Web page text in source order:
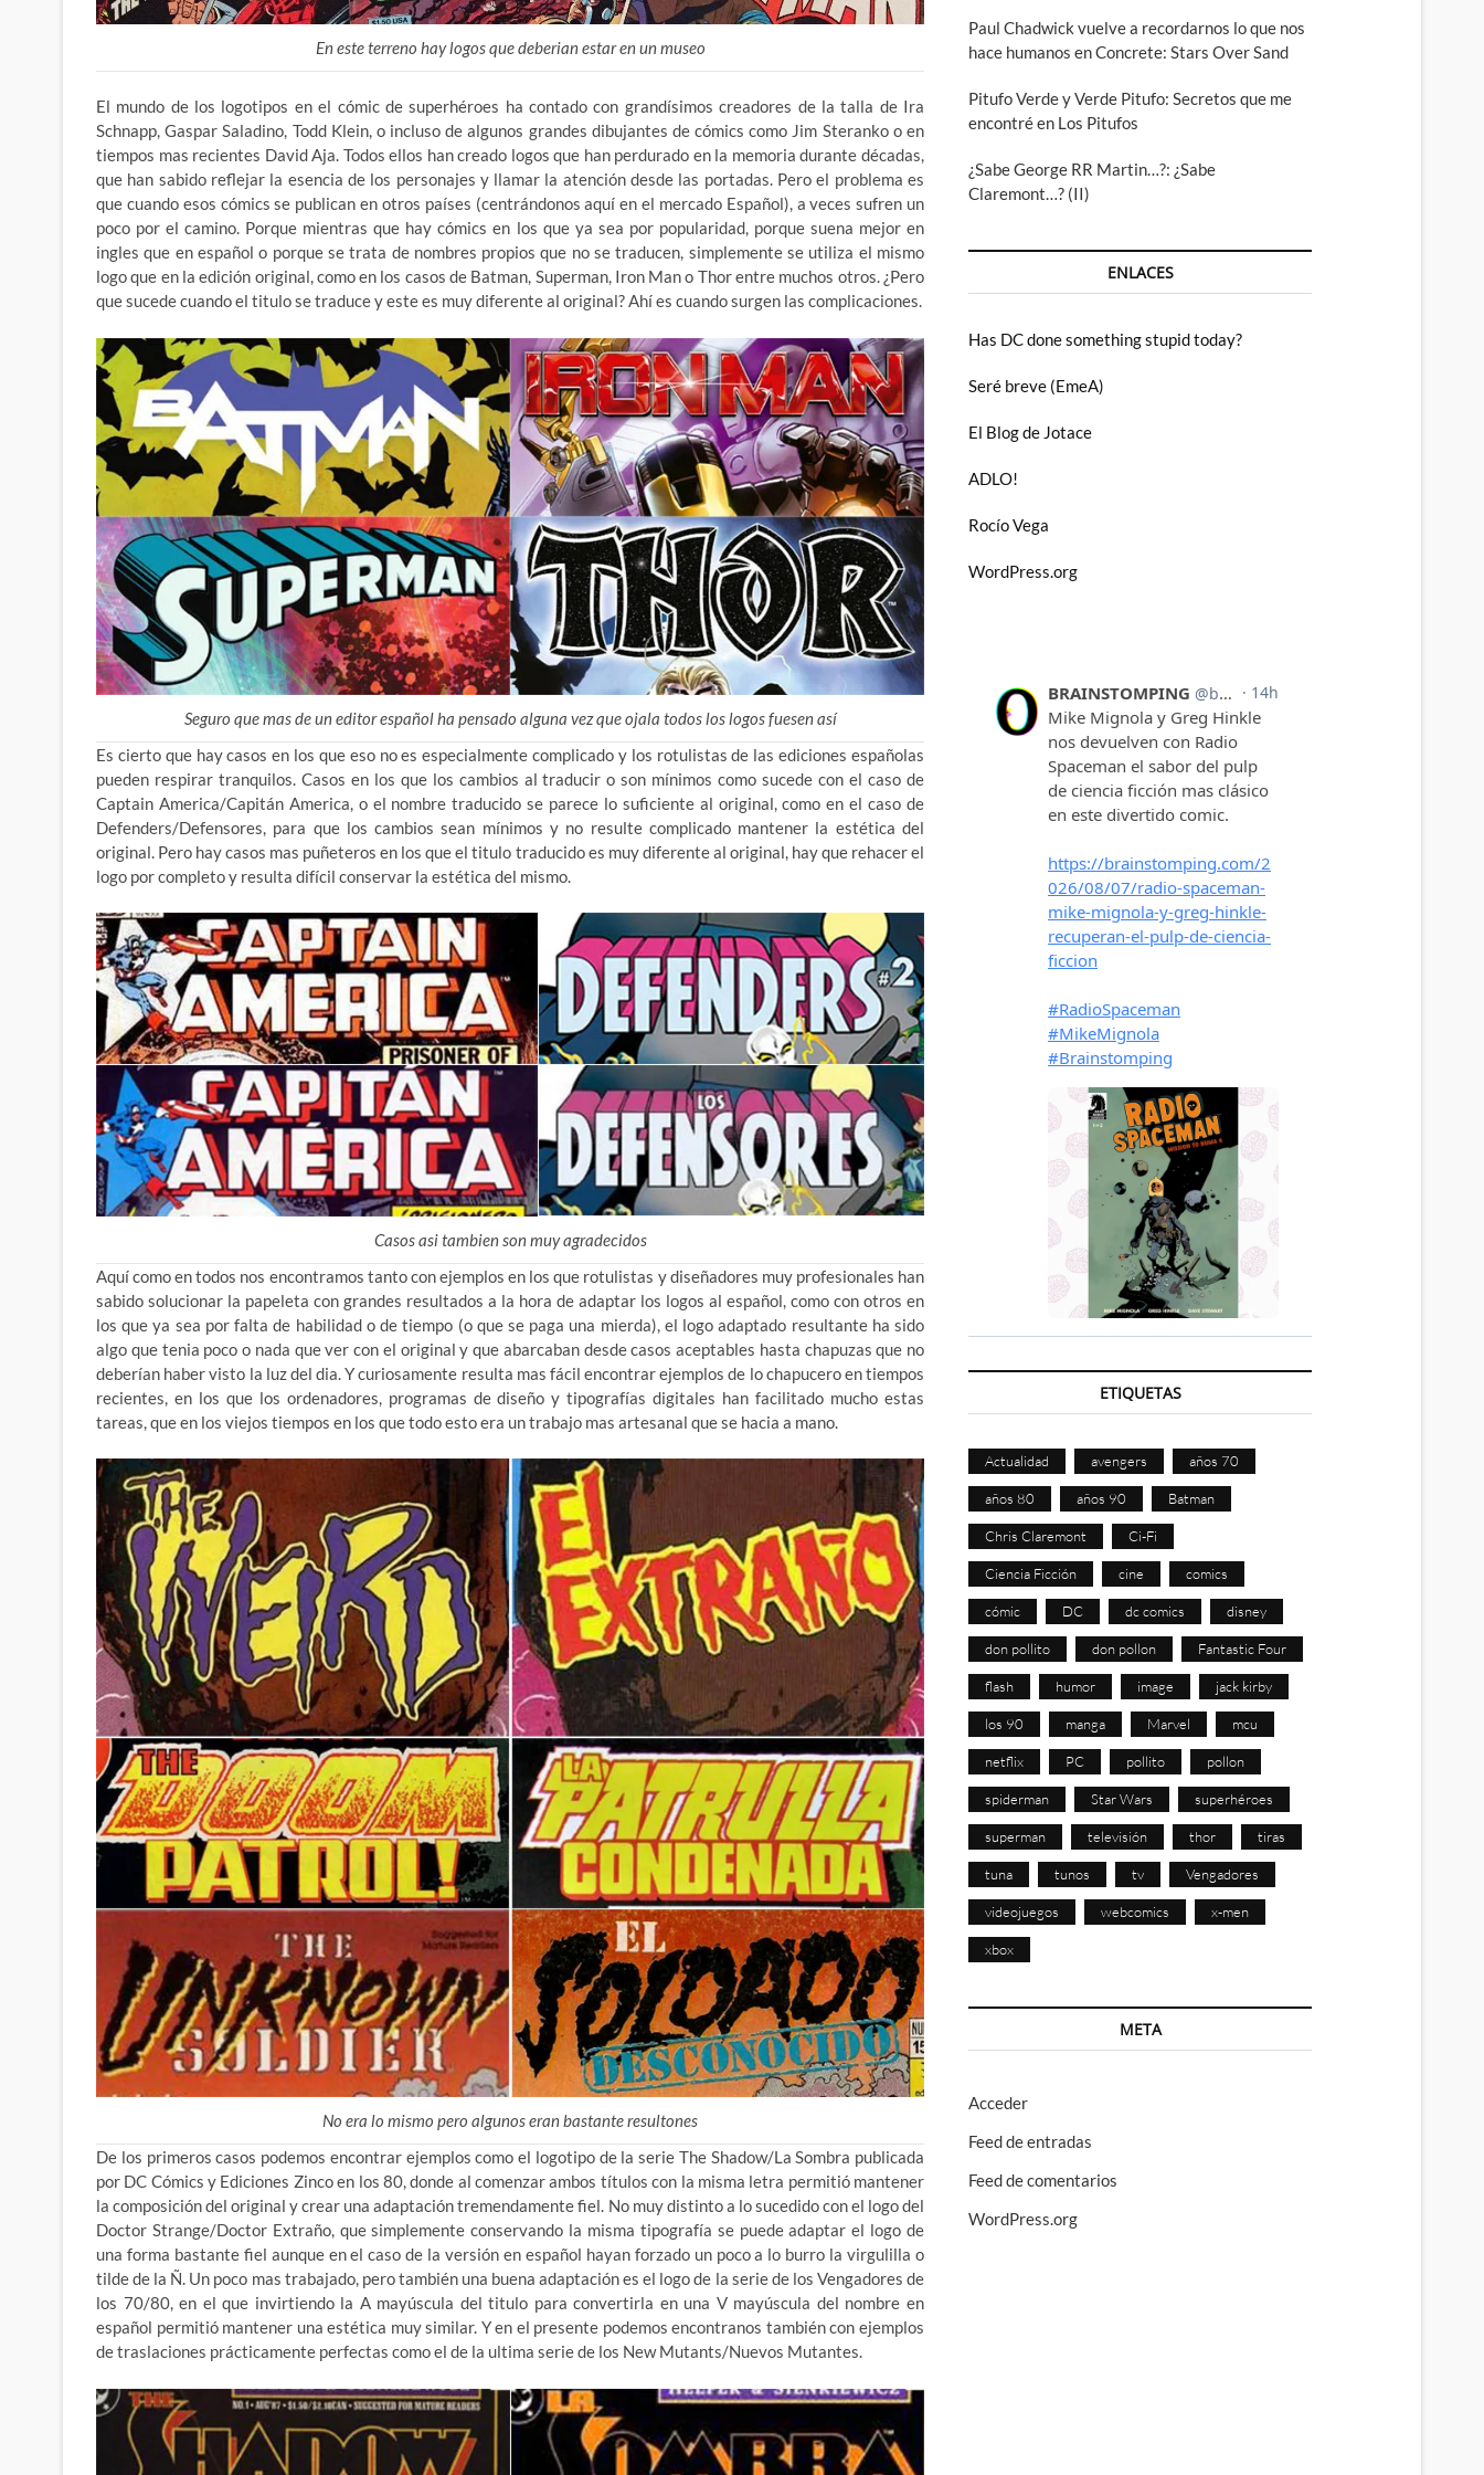
En este terreno hay logos que deberian estar en un museo
El mundo de los logotipos en el cómic de superhéroes ha contado con grandísimos creadores de la talla de Ira
Schnapp, Gaspar Saladino, Todd Klein, o incluso de algunos grandes dibujantes de cómics como Jim Steranko o en
tiempos mas recientes David Aja. Todos ellos han creado logos que han perdurado en la memoria durante décadas,
que han sabido reflejar la esencia de los personajes y llamar la atención desde las portadas. Pero el problema es
que cuando esos cómics se publican en otros países (centrándonos aquí en el mercado Español), a veces sufren un
poco por el camino. Porque mientras que hay cómics en los que ya sea por popularidad, porque suena mejor en
ingles que en español o porque se trata de nombres propios que no se traducen, simplemente se utiliza el mismo
logo que en la edición original, como en los casos de Batman, Superman, Iron Man o Thor entre muchos otros. ¿Pero
que sucede cuando el titulo se traduce y este es muy diferente al original? Ahí es cuando surgen las complicaciones.
Seguro que mas de un editor español ha pensado alguna vez que ojala todos los logos fuesen así
Es cierto que hay casos en los que eso no es especialmente complicado y los rotulistas de las ediciones españolas
pueden respirar tranquilos. Casos en los que los cambios al traducir o son mínimos como sucede con el caso de
Captain America/Capitán America, o el nombre traducido se parece lo suficiente al original, como en el caso de
Defenders/Defensores, para que los cambios sean mínimos y no resulte complicado mantener la estética del
original. Pero hay casos mas puñeteros en los que el titulo traducido es muy diferente al original, hay que rehacer el
logo por completo y resulta difícil conservar la estética del mismo.
Casos asi tambien son muy agradecidos
Aquí como en todos nos encontramos tanto con ejemplos en los que rotulistas y diseñadores muy profesionales han
sabido solucionar la papeleta con grandes resultados a la hora de adaptar los logos al español, como con otros en
los que ya sea por falta de habilidad o de tiempo (o que se paga una mierda), el logo adaptado resultante ha sido
algo que tenia poco o nada que ver con el original y que abarcaban desde casos aceptables hasta chapuzas que no
deberían haber visto la luz del dia. Y curiosamente resulta mas fácil encontrar ejemplos de lo chapucero en tiempos
recientes, en los que los ordenadores, programas de diseño y tipografías digitales han facilitado mucho estas
tareas, que en los viejos tiempos en los que todo esto era un trabajo mas artesanal que se hacia a mano.
No era lo mismo pero algunos eran bastante resultones
De los primeros casos podemos encontrar ejemplos como el logotipo de la serie The Shadow/La Sombra publicada
por DC Cómics y Ediciones Zinco en los 80, donde al comenzar ambos títulos con la misma letra permitió mantener
la composición del original y crear una adaptación tremendamente fiel. No muy distinto a lo sucedido con el logo del
Doctor Strange/Doctor Extraño, que simplemente conservando la misma tipografía se puede adaptar el logo de
una forma bastante fiel aunque en el caso de la versión en español hayan forzado un poco a lo burro la virgulilla o
tilde de la Ñ. Un poco mas trabajado, pero también una buena adaptación es el logo de la serie de los Vengadores de
los 70/80, en el que invirtiendo la A mayúscula del titulo para convertirla en una V mayúscula del nombre en
español permitió mantener una estética muy similar. Y en el presente podemos encontranos también con ejemplos
de traslaciones prácticamente perfectas como el de la ultima serie de los New Mutants/Nuevos Mutantes.
Paul Chadwick vuelve a recordarnos lo que nos
hace humanos en Concrete: Stars Over Sand
Pitufo Verde y Verde Pitufo: Secretos que me
encontré en Los Pitufos
¿Sabe George RR Martin…?: ¿Sabe
Claremont…? (II)
ENLACES
Has DC done something stupid today?
Seré breve (EmeA)
El Blog de Jotace
ADLO!
Rocío Vega
WordPress.org
ETIQUETAS
Actualidad avengers años 70
años 80 años 90 Batman
Chris Claremont Ci-Fi
Ciencia Ficción cine comics
cómic DC dc comics disney
don pollito don pollon Fantastic Four
flash humor image jack kirby
los 90 manga Marvel mcu
netflix PC pollito pollon
spiderman Star Wars superhéroes
superman televisión thor tiras
tuna tunos tv Vengadores
videojuegos webcomics x-men
xbox
META
Acceder
Feed de entradas
Feed de comentarios
WordPress.org